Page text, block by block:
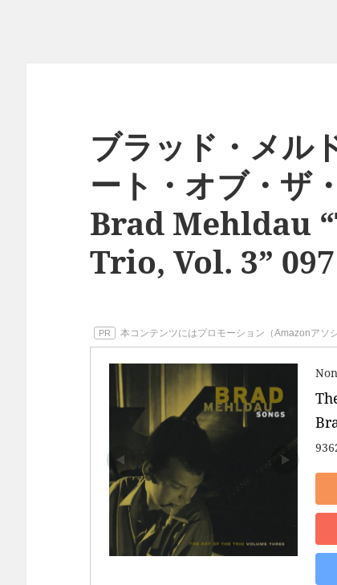
ブラッド・メル
ート・オブ・ザ
Brad Mehldau
Trio, Vol. 3” 097
PR 本コンテンツにはプロモーション（Amazonアソ